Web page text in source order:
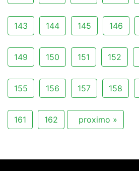
143 144 145 146
149 150 151 152
155 156 157 158
161 162 proximo »